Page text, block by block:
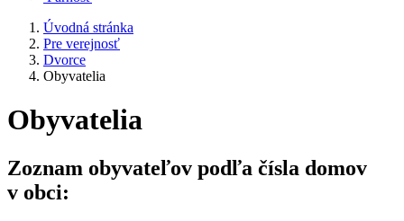
Úvodná stránka
Pre verejnosť
Dvorce
Obyvatelia
Obyvatelia
Zoznam obyvateľov podľa čísla domov
v obci: